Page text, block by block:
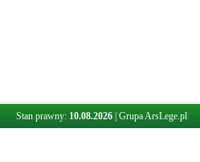
Stan prawny: 10.08.2026 Grupa ArsLege.pl